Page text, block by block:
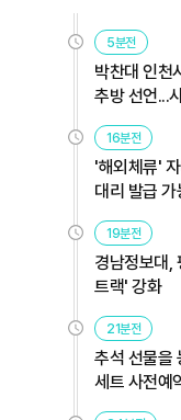
5분전
박찬대 인천
추방 선언...
16분전
'해외체류'
대리 발급 가
19분전
경남정보대,
트랙' 강화
21분전
추석 선물을
세트 사전예